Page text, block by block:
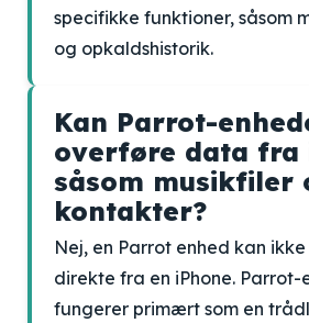
specifikke funktioner, såsom
og opkaldshistorik.
Kan Parrot-
overføre data fra
såsom musikfiler
kontakter?
Nej, en Parrot enhed kan
direkte fra en iPhone. Parrot-
fungerer primært som en